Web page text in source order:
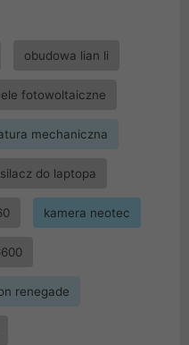
obudowa lian li
fotowoltaiczne
mechaniczna
do laptopa
kamera neotec
renegade